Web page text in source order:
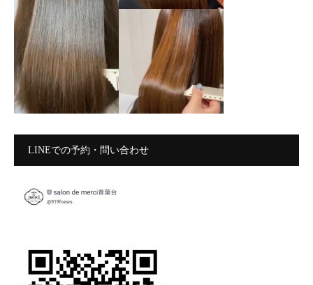
LINEでの予約・問い合わせ